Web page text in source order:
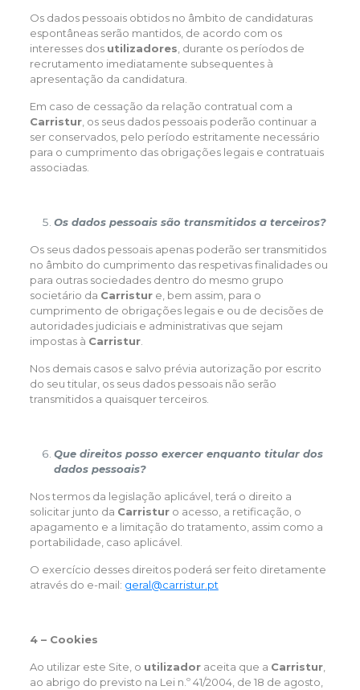
Os dados pessoais obtidos no âmbito de candidaturas
espontâneas serão mantidos, de acordo com os
interesses dos utilizadores , durante os períodos de
recrutamento imediatamente subsequentes à
apresentação da candidatura.
Em caso de cessação da relação contratual com a
Carristur, os seus dados pessoais poderão continuar a
ser conservados, pelo período estritamente necessário
para o cumprimento das obrigações legais e contratuais
associadas.
Os dados pessoais são transmitidos a terceiros?
Os seus dados pessoais apenas poderão ser transmitidos
no âmbito do cumprimento das respetivas finalidades ou
para outras sociedades dentro do mesmo grupo
societário da Carristure, bem assim, para o
cumprimento de obrigações legais e ou de decisões de
autoridades judiciais e administrativas que sejam
impostas à Carristur.
Nos demais casos e salvo prévia autorização por escrito
do seu titular, os seus dados pessoais não serão
transmitidos a quaisquer terceiros.
Que direitos posso exercer enquanto titular dos
dados pessoais?
Nos termos da legislação aplicável, terá o direito a
solicitar junto da Carristuro acesso, a retificação, o
apagamento e a limitação do tratamento, assim como a
portabilidade, caso aplicável.
O exercício desses direitos poderá ser feito diretamente
através do e-mail: geral@carristur.pt
4 – Cookies
Ao utilizar este Site, o utilizadoraceita que a Carristur,
ao abrigo do previsto na Lei n.º 41/2004, de 18 de agosto,